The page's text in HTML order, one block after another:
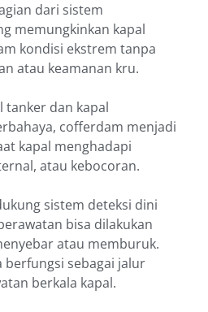
dari sistem
memungkinkan kapal
kondisi ekstrem tanpa
atau keamanan kru.
tanker dan kapal
cofferdam menjadi
kapal menghadapi
atau kebocoran.
sistem deteksi dini
bisa dilakukan
atau memburuk.
berfungsi sebagai jalur
berkala kapal.